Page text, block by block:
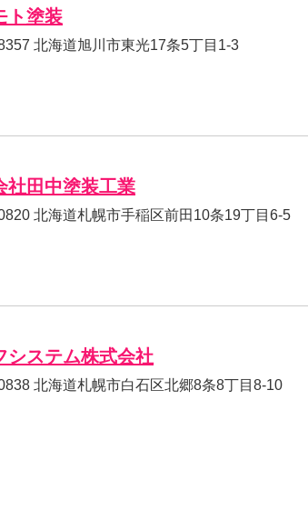
ト塗装
北海道旭川市東光17条5丁目1-3
社田中塗装工業
北海道札幌市手稲区前田10条19丁目6-5
システム株式会社
北海道札幌市白石区北郷8条8丁目8-10